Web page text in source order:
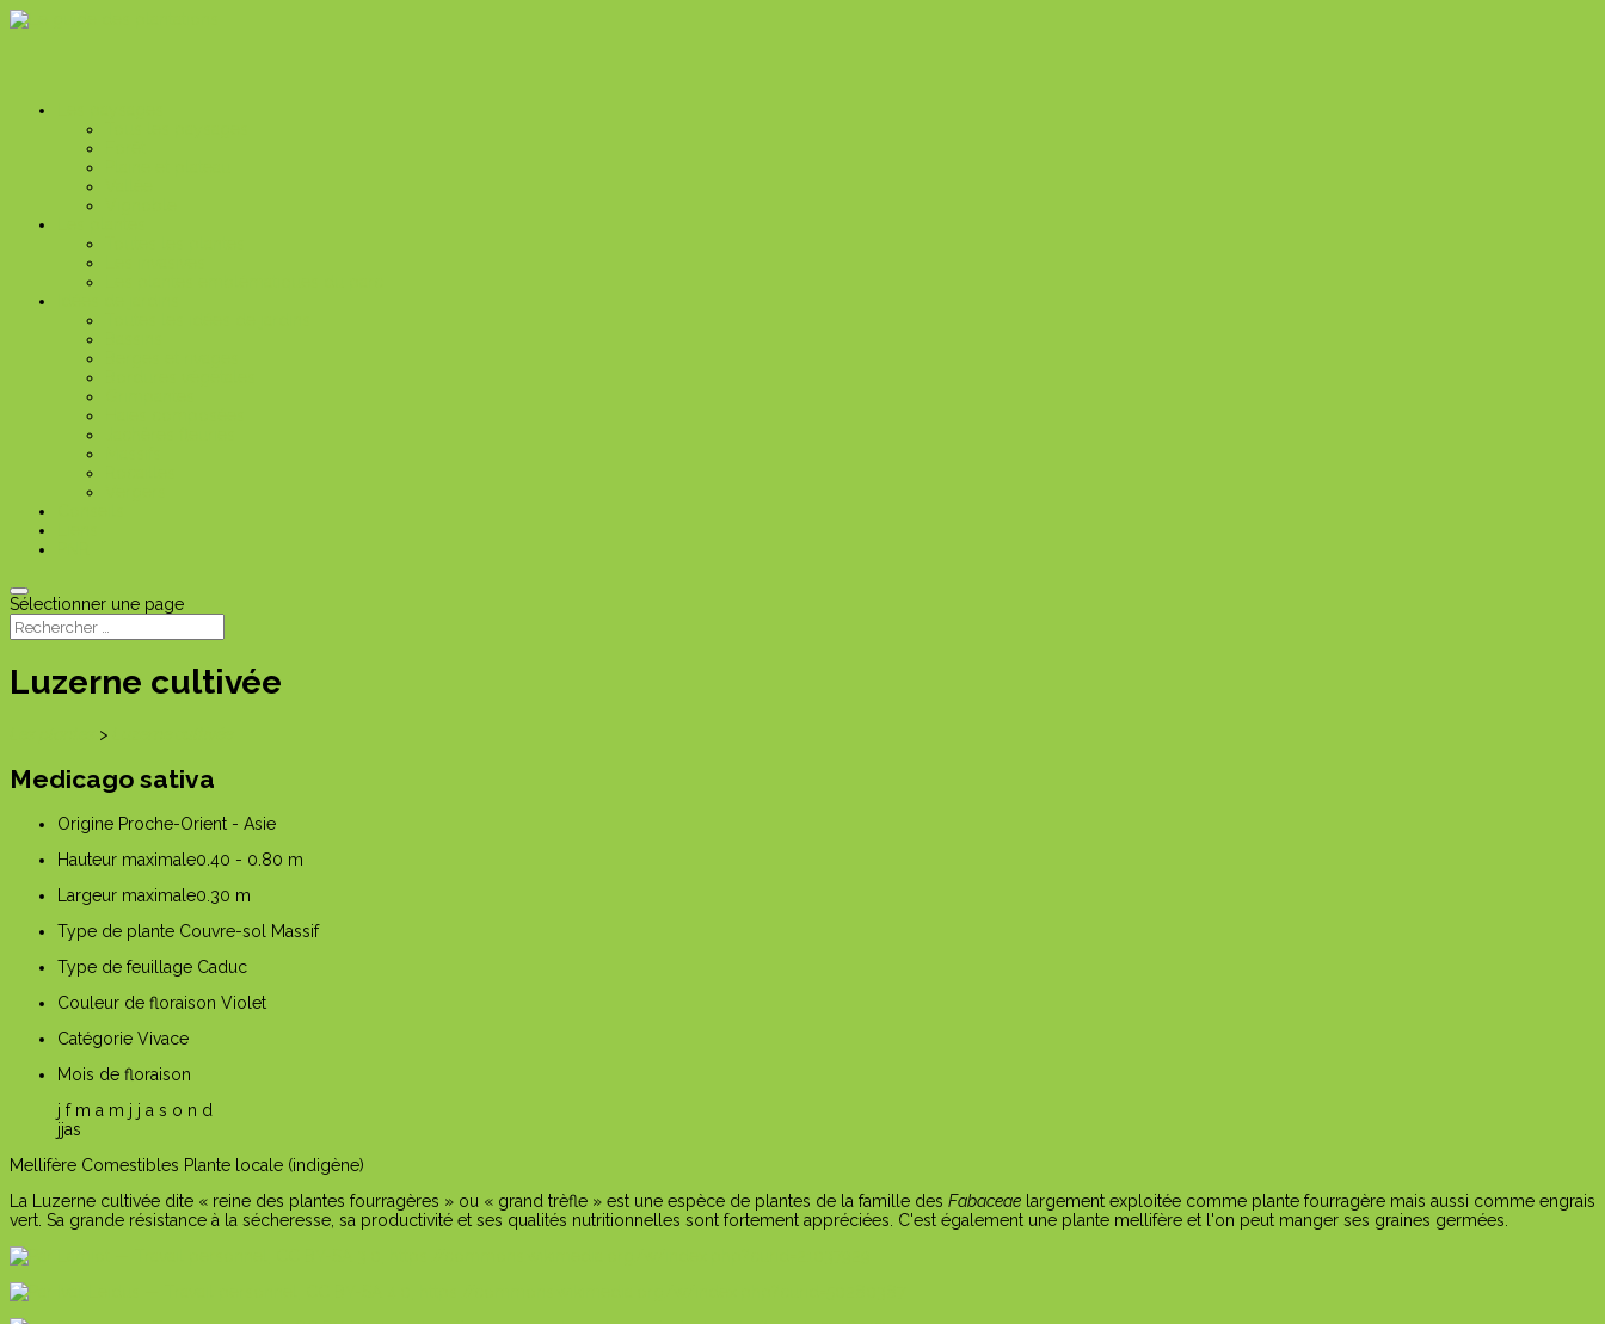
Sélectionner une page
Luzerne cultivée
>
Medicago sativa
Origine Proche-Orient - Asie
Hauteur maximale0.40 - 0.80 m
Largeur maximale0.30 m
Type de plante Couvre-sol Massif
Type de feuillage Caduc
Couleur de floraison Violet
Catégorie Vivace
Mois de floraison
j f m a m j j a s o n d
jjas
Mellifère Comestibles Plante locale (indigène)
La Luzerne cultivée dite « reine des plantes fourragères » ou « grand trèfle » est une espèce de plantes de la famille des Fabaceae largement exploitée comme plante fourragère mais aussi comme engrais
vert. Sa grande résistance à la sécheresse, sa productivité et ses qualités nutritionnelles sont fortement appréciées. C'est également une plante mellifère et l'on peut manger ses graines germées.